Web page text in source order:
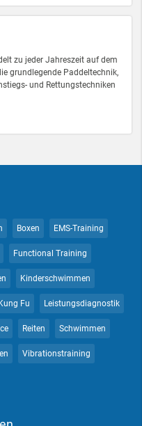
zu jeder Jahreszeit auf dem
grundlegende Paddeltechnik,
und Rettungstechniken
Boxen EMS-Training
Functional Training
Kinderschwimmen
Kung Fu Leistungsdiagnostik
Reiten Schwimmen
Vibrationstraining